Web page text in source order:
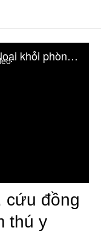
Chó phá chuồng sắt, cứu đồng loại khỏi phòng khám thú y
cứu đồng
thú y